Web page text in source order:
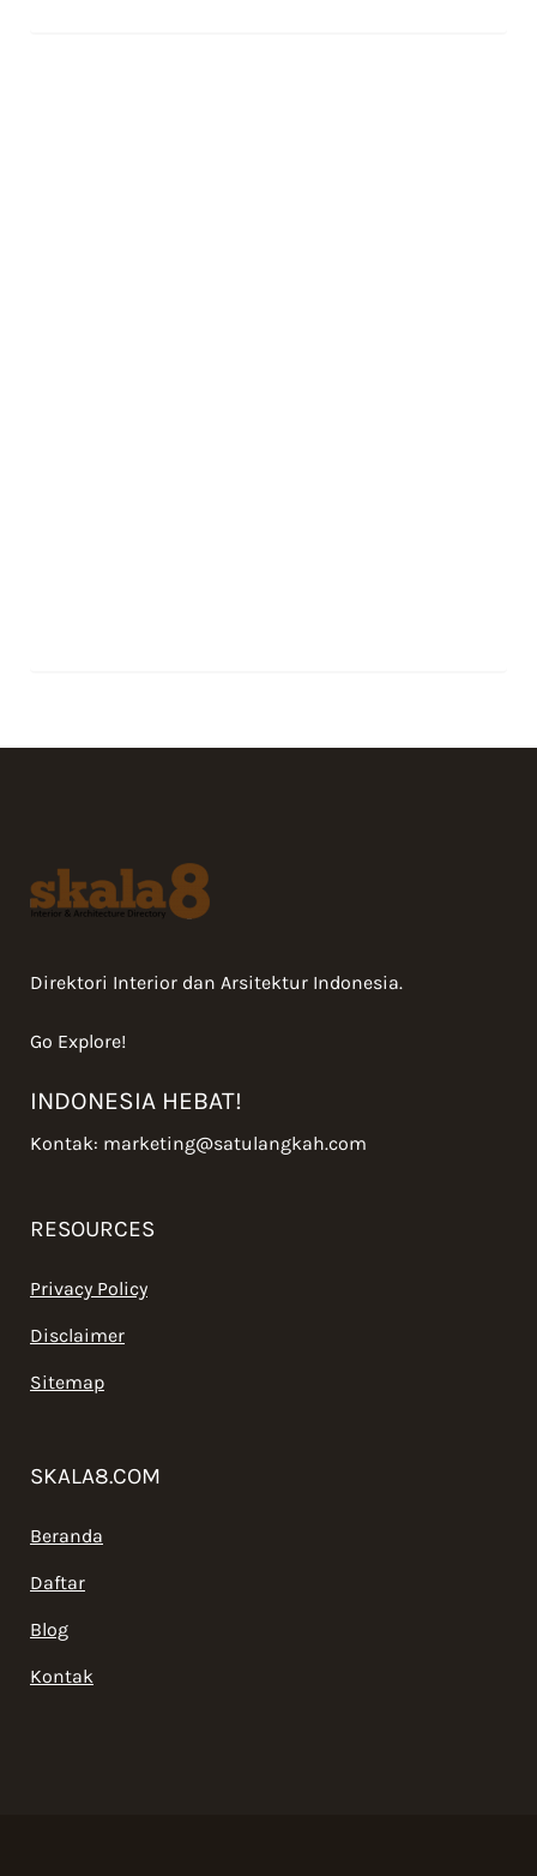
Direktori Interior dan Arsitektur Indonesia.
Go Explore!
INDONESIA HEBAT!
Kontak: marketing@satulangkah.com
RESOURCES
Privacy Policy
Disclaimer
Sitemap
SKALA8.COM
Beranda
Daftar
Blog
Kontak